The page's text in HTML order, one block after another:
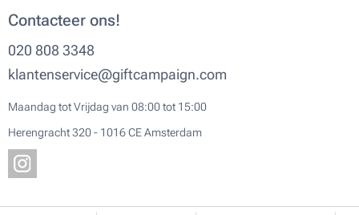
Contacteer ons!
020 808 3348
klantenservice@giftcampaign.com
Maandag tot Vrijdag van 08:00 tot 15:00
Herengracht 320 - 1016 CE Amsterdam